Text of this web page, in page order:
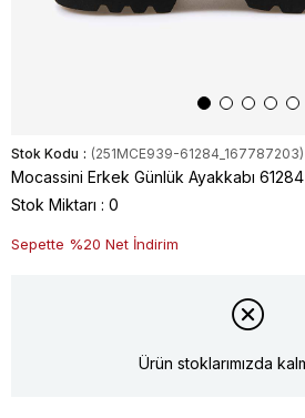
Stok Kodu (251MCE939-61284_167787203)
Mocassini Erkek Günlük Ayakkabı 61284
Stok Miktarı : 0
Sepette %20 Net İndirim
Ürün stoklarımızda